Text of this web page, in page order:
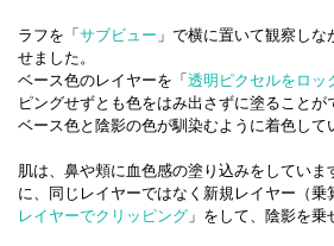
ラフを「サブビュー 」で横に置いて観察し
せました。
ベース色のレイヤーを「透明ピクセルをロッ
ピングせずとも色をはみ出さずに塗ることが
ベース色と陰影の色が馴染むように着色して
肌は、鼻や頬に血色感の塗り込みをしていま
に、同じレイヤーではなく新規レイヤー（乗
レイヤーでクリッピング 」をして、陰影を乗